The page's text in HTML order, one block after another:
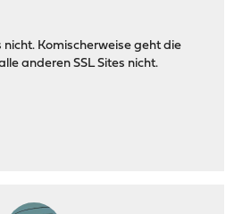
Komischerweise geht die
anderen SSL Sites nicht.